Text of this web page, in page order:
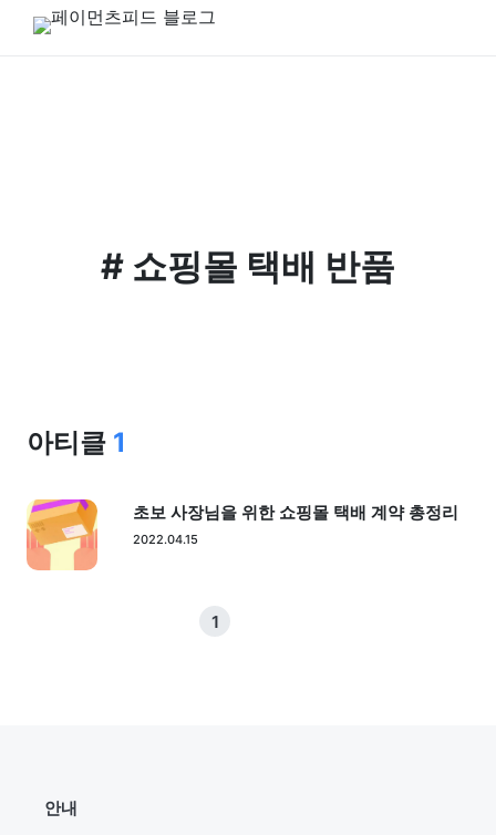
# 쇼핑몰 택배 반품
아티클 1
초보 사장님을 위한 쇼핑몰 택배 계약 총정리
2022.04.15
1
안내